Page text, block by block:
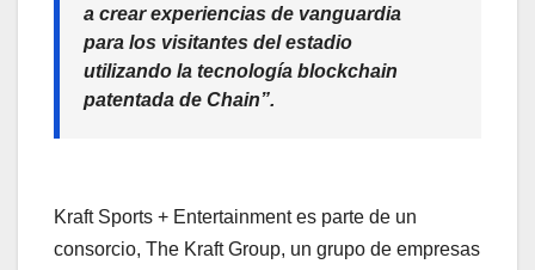
a crear experiencias de vanguardia
para los visitantes del estadio
utilizando la tecnología blockchain
patentada de Chain”.
Kraft Sports + Entertainment es parte de un
consorcio, The Kraft Group, un grupo de empresas